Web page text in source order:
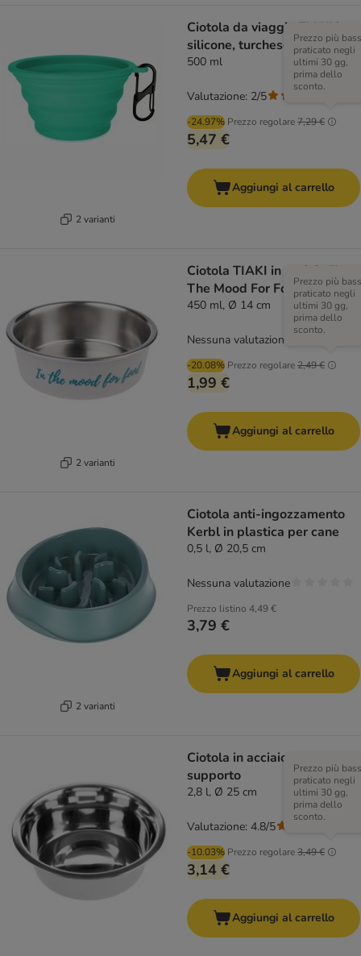
2 varianti
Ciotola da viaggio TIAKI in
silicone, turchese
500 ml
-24.97% Prezzo regolare7,29 €
Prezzo più
praticato negli
ultimi 30 gg,
prima dello
sconto.
5,47 €
Valutazione: 2/5
Aggiungi al carrello
2 varianti
Ciotola TIAKI in acciaio "In
The Mood For Food"
450 ml, Ø 14 cm
-20.08% Prezzo regolare2,49 €
Prezzo più
praticato negli
ultimi 30 gg,
prima dello
sconto.
1,99 €
Nessuna valutazione
Aggiungi al carrello
2 varianti
Ciotola anti-ingozzamento
Kerbl in plastica per cane
0,5 l, Ø 20,5 cm
Prezzo listino 4,49 €
3,79 €
Nessuna valutazione
Aggiungi al carrello
Ciotola in acciaio per
supporto
2,8 l, Ø 25 cm
-10.03% Prezzo regolare3,49 €
Prezzo più
praticato negli
ultimi 30 gg,
prima dello
sconto.
3,14 €
Valutazione: 4.8/5
Aggiungi al carrello